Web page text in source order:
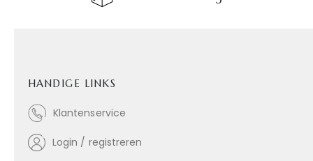
HANDIGE LINKS
Klantenservice
Login / registreren